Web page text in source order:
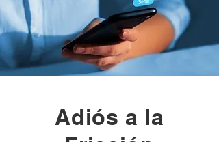
Adiós a la